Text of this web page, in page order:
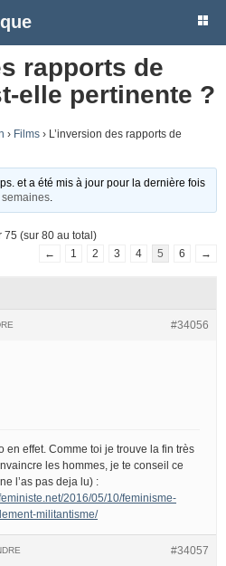
rapports de
elle pertinente ?
› Films › L’inversion des rapports de
et a été mis à jour pour la dernière fois
semaines
75 (sur 80 au total)
←
1 2 3 4 5 6 →
#34056
en effet. Comme toi je trouve la fin très
les hommes, je te conseil ce
l’as pas deja lu) :
2016/05/10/feminisme-
militantisme/
#34057